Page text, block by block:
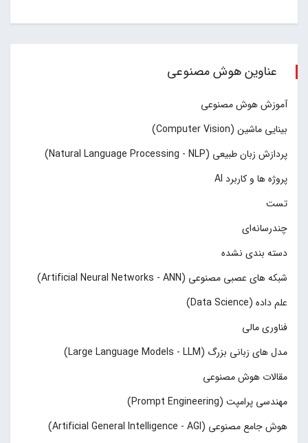
عناوین هوش مصنوعی
آموزش هوش مصنوعی
بینایی ماشین (Computer Vision)
پردازش زبان طبیعی (Natural Language Processing - NLP)
پروژه ها و کاربرد AI
تست
چند‌‌رسانه‌ای
دسته بندی نشده
شبکه های عصبی مصنوعی (Artificial Neural Networks - ANN)
علم داده (Data Science)
فناوری مالی
مدل های زبانی بزرگ (Large Language Models - LLM)
مقالات هوش مصنوعی
مهندسی پرامپت (Prompt Engineering)
هوش جامع مصنوعی (Artificial General Intelligence - AGI)